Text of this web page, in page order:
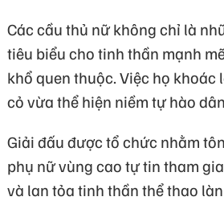
Các cầu thủ nữ không chỉ là
tiêu biểu cho tinh thần mạnh
khổ quen thuộc. Việc họ
cỏ vừa thể hiện niềm tự hào
Giải đấu được tổ chức nhằm
phụ nữ vùng cao tự tin tham
và lan tỏa tinh thần thể thao